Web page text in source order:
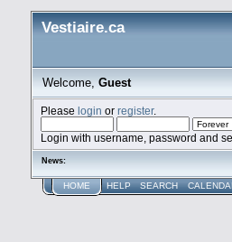
Vestiaire.ca
Welcome,Guest
Please login or register.
Login with username, password and
News:
HOME HELP SEARCH